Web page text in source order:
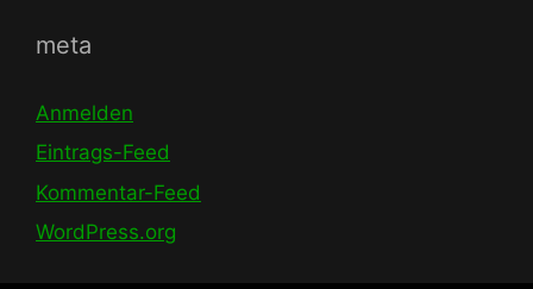
meta
Anmelden
Eintrags-Feed
Kommentar-Feed
WordPress.org